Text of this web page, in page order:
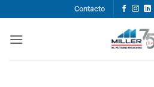
al
contenido
Contacto